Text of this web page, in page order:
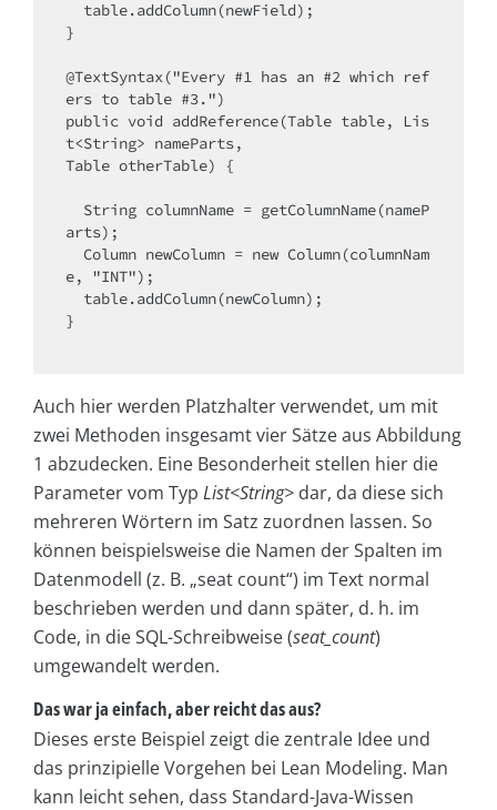
}
@TextSyntax("Every #1 has an #2 which ref
ers to table #3.")
public void addReference(Table table, Lis
t<String> nameParts,
Table otherTable) {
arts);
e, "INT");
}
Auch hier werden Platzhalter verwendet, um mit
zwei Methoden insgesamt vier Sätze aus Abbildung
1 abzudecken. Eine Besonderheit stellen hier die
Parameter vom Typ List<String> dar, da diese sich
mehreren Wörtern im Satz zuordnen lassen. So
können beispielsweise die Namen der Spalten im
Datenmodell (z. B. „seat count“) im Text normal
beschrieben werden und dann später, d. h. im
Code, in die SQL-Schreibweise (seat_count)
umgewandelt werden.
Das war ja einfach, aber reicht das aus?
Dieses erste Beispiel zeigt die zentrale Idee und
das prinzipielle Vorgehen bei Lean Modeling. Man
kann leicht sehen, dass Standard-Java-Wissen